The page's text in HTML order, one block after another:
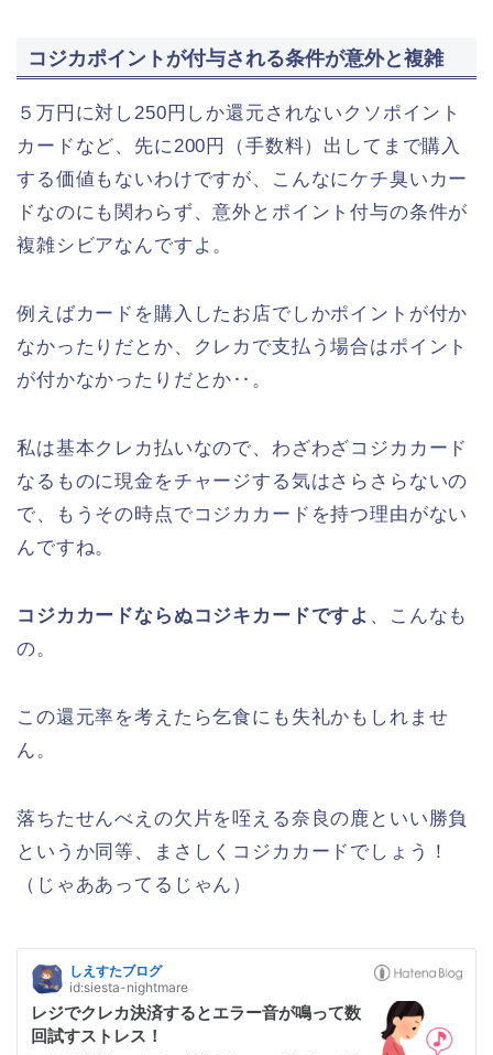
コジカポイントが付与される条件が意外と複雑
５万円に対し250円しか還元されないクソポイント
カードなど、先に200円（手数料）出してまで購入
する価値もないわけですが、こんなにケチ臭いカー
ドなのにも関わらず、意外とポイント付与の条件が
複雑シビアなんですよ。
例えばカードを購入したお店でしかポイントが付か
なかったりだとか、クレカで支払う場合はポイント
が付かなかったりだとか‥。
私は基本クレカ払いなので、わざわざコジカカード
なるものに現金をチャージする気はさらさらないの
で、もうその時点でコジカカードを持つ理由がない
んですね。
コジカカードならぬコジキカードですよ 、こんなも
の。
この還元率を考えたら乞食にも失礼かもしれませ
ん。
落ちたせんべえの欠片を咥える奈良の鹿といい勝負
というか同等、まさしくコジカカードでしょう！
（じゃああってるじゃん）